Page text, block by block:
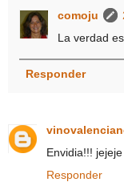
comoju
La verdad
Responder
Envidia!!! jejeje
Responder